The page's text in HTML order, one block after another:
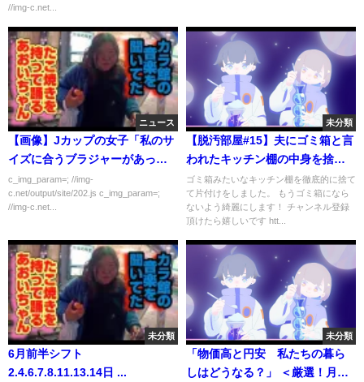
//img-c.net...
ニュース
【画像】Jカップの女子「私のサ
イズに合うブラジャーがあっ
た！」ﾊﾟｼｬ
c_img_param=; //img-
c.net/output/site/202.js c_img_param=;
//img-c.net...
未分類
【脱汚部屋#15】夫にゴミ箱と言
われたキッチン棚の中身を捨て
まくる｜捨て活｜片付け
ゴミ箱みたいなキッチン棚を徹底的に捨て
て片付けをしました。 もうゴミ箱になら
ないよう綺麗にします！ チャンネル登録
頂けたら嬉しいです htt...
未分類
6月前半シフト
2.4.6.7.8.11.13.14日 ...
未分類
「物価高と円安 私たちの暮ら
しはどうなる？」 ＜厳選！月イ